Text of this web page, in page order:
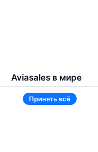
Aviasales в мире
Беларусь
Принять всё